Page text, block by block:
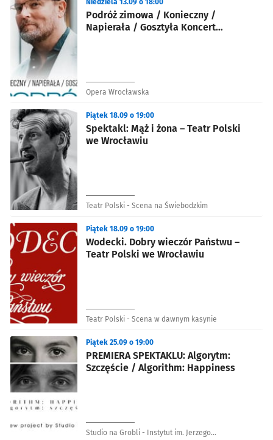
Podróż zimowa / Konieczny /
Napierała / Gosztyła Koncert
Niedziela 13.09 o 18:00
Opera Wrocławska
Spektakl: Mąż i żona – Teatr Polski
we Wrocławiu
Piątek 18.09 o 19:00
Teatr Polski - Scena na Świebodzkim
Wodecki. Dobry wieczór Państwu –
Teatr Polski we Wrocławiu
Piątek 18.09 o 19:00
Teatr Polski - Scena w dawnym kasynie
PREMIERA SPEKTAKLU: Algorytm:
Szczęście / Algorithm: Happiness
Piątek 25.09 o 19:00
Studio na Grobli - Instytut im. Jerzego